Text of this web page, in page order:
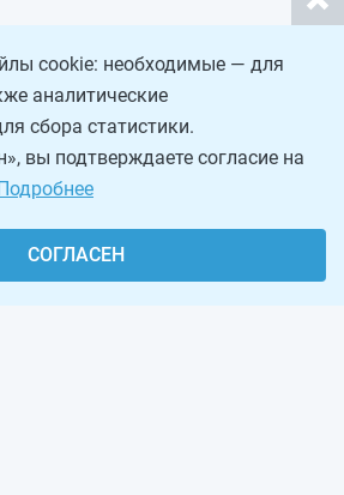
cookie: необходимые — для
аналитические
сбора статистики.
вы подтверждаете согласие на
СОГЛАСЕН